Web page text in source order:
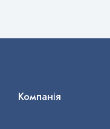
Компанія